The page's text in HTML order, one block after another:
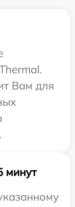
Вам для
минут